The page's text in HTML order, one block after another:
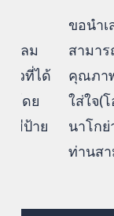
งกลม
ยวที่ได้
โดย
ะมีป้าย
ขอนำ
สามาร
คุณภา
ใส่ใจ(
นาโกย่
ท่านส